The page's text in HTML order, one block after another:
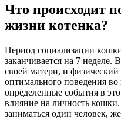
Что происходит
жизни котенка?
Период социализации
заканчивается на 7 неделе.
своей матери, и
оптимального поведения во
определенные события в
влияние на личность
заниматься один человек,